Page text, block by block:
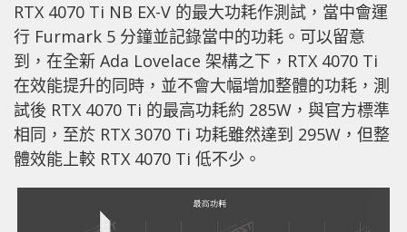
RTX 4070 Ti NB EX-V 的最大功耗作測試，當中會運
行 Furmark 5 分鐘並記錄當中的功耗。可以留意
到，在全新 Ada Lovelace 架構之下，RTX 4070 Ti
在效能提升的同時，並不會大幅增加整體的功耗，測
試後 RTX 4070 Ti 的最高功耗約 285W，與官方標準
相同，至於 RTX 3070 Ti 功耗雖然達到 295W，但整
體效能上較 RTX 4070 Ti 低不少。